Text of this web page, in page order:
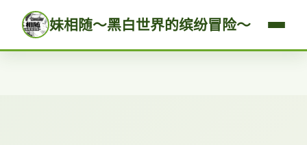
妹相随～黑白世界的缤纷冒险～